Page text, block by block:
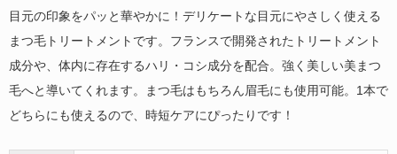
目元の印象をパッと華やかに！デリケートな目元にやさしく使える
まつ毛トリートメントです。フランスで開発されたトリートメント
成分や、体内に存在するハリ・コシ成分を配合。強く美しい美まつ
毛へと導いてくれます。まつ毛はもちろん眉毛にも使用可能。1本で
どちらにも使えるので、時短ケアにぴったりです！